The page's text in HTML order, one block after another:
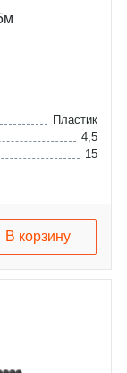
Пластик
4,5
15
В корзину